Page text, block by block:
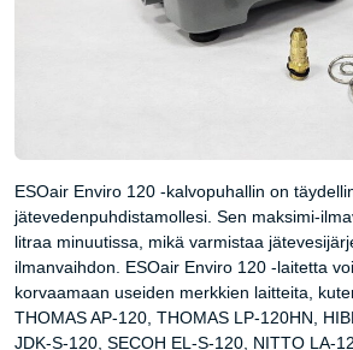
ESOair Enviro 120 -kalvopuhallin on
jätevedenpuhdistamollesi. Sen maksimi-
litraa minuutissa, mikä varmistaa
ilmanvaihdon. ESOair Enviro 120 -laitetta
korvaamaan useiden merkkien laitteita,
THOMAS AP-120, THOMAS LP-120HN,
JDK-S-120, SECOH EL-S-120, NITTO LA-